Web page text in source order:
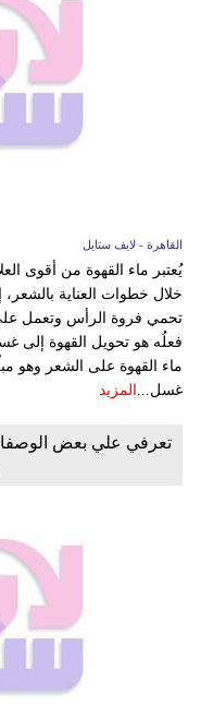
القاهرة - لايف ستايل
يُعتبر ماء القهوة من أقوى
خلال خطوات العناية
تحمي فروة الرأس وتعمل
فعلُه هو تحويل القهوة إلى
ماء القهوة على الشعر وهو
غسل... المزيد
تعرفي علي بعض